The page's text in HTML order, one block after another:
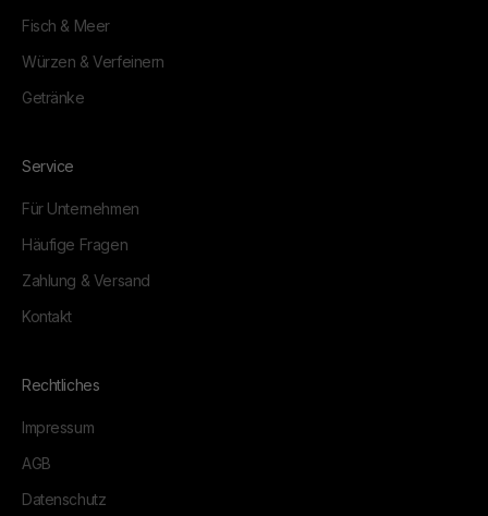
Fisch & Meer
Würzen & Verfeinern
Getränke
Service
Für Unternehmen
Häufige Fragen
Zahlung & Versand
Kontakt
Rechtliches
Impressum
AGB
Datenschutz